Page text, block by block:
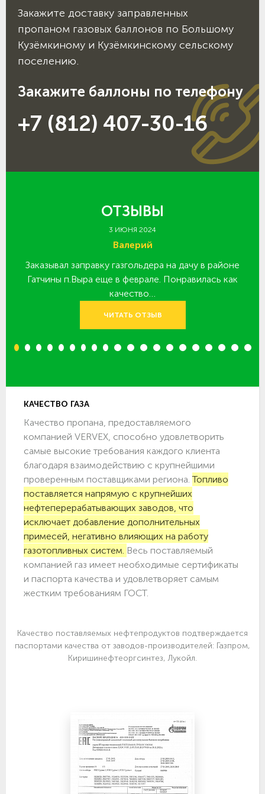
Закажите доставку заправленных
пропаном газовых баллонов по Большому
Кузёмкиному и Кузёмкинскому сельскому
поселению.
Закажите баллоны по телефону
+7 (812) 407-30-16
ОТЗЫВЫ
3 ИЮНЯ 2024
Валерий
Заказывал заправку газгольдера на дачу в районе
Гатчины п.Выра еще в феврале. Понравилась как
качество…
ЧИТАТЬ ОТЗЫВ
1 2 3 4 5 6 7 8 9 10 11 12 13 14 15 16 17 18 19 20
КАЧЕСТВО ГАЗА
Качество пропана, предоставляемого
компанией VERVEX, способно удовлетворить
самые высокие требования каждого клиента
благодаря взаимодействию с крупнейшими
проверенным поставщиками региона.Топливо
поставляется напрямую с крупнейших
нефтеперерабатывающих заводов, что
исключает добавление дополнительных
примесей, негативно влияющих на работу
газотопливных систем. Весь поставляемый
компанией газ имеет необходимые сертификаты
и паспорта качества и удовлетворяет самым
жестким требованиям ГОСТ.
Качество поставляемых нефтепродуктов подтверждается
паспортами качества от заводов-производителей: Газпром,
Киришинефтеоргсинтез, Лукойл.